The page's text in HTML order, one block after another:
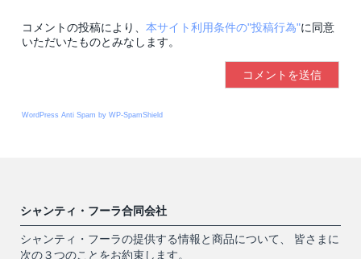
コメントの投稿により、 本サイト利用条件の"投稿行為"に同意
いただいたものとみなします。
WordPress Anti Spam by WP-SpamShield
シャンティ・フーラ合同会社
シャンティ・フーラの提供する情報と商品について、 皆さまに
次の３つのことをお約束します。